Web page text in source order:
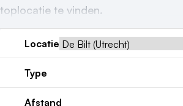
Vraag locatie aan
Locatiegids
toplocatie te vinden.
Locatie
Type
Afstand